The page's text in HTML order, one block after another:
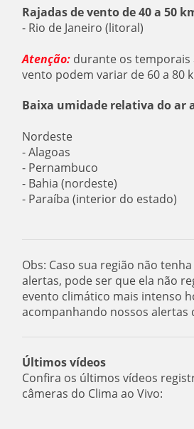
Rajadas de vento de 40 a 50
- Rio de Janeiro (litoral)
Atenção: durante os temporais
vento podem variar de 60 a 80
Baixa umidade relativa do ar
Nordeste
- Alagoas
- Pernambuco
- Bahia (nordeste)
- Paraíba (interior do estado)
Obs: Caso sua região não
alertas, pode ser que ela não
evento climático mais intenso
acompanhando nossos alertas
Últimos vídeos
Confira os últimos vídeos
câmeras do Clima ao Vivo: